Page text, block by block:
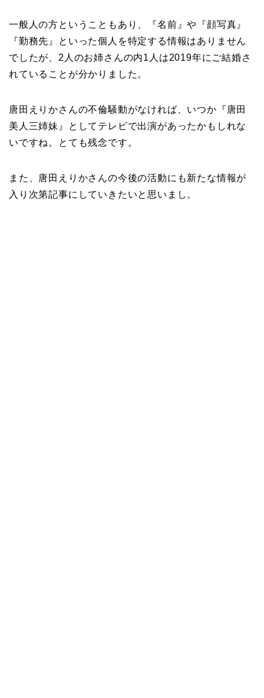
一般人の方ということもあり、『名前』や『顔写真』
『勤務先』といった個人を特定する情報はありません
でしたが、2人のお姉さんの内1人は2019年にご結婚さ
れていることが分かりました。
唐田えりかさんの不倫騒動がなければ、いつか『唐田
美人三姉妹』としてテレビで出演があったかもしれな
いですね。とても残念です。
また、唐田えりかさんの今後の活動にも新たな情報が
入り次第記事にしていきたいと思いまし。